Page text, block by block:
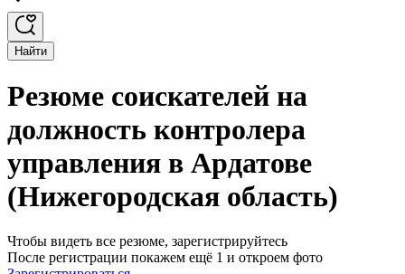
Найти
Резюме соискателей на
должность контролера
управления в Ардатове
(Нижегородская область)
Чтобы видеть все резюме, зарегистрируйтесь
После регистрации покажем ещё 1 и откроем фото